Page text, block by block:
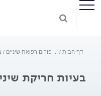
דף הבית פורום רפואת שיניים
בעיות חריקת